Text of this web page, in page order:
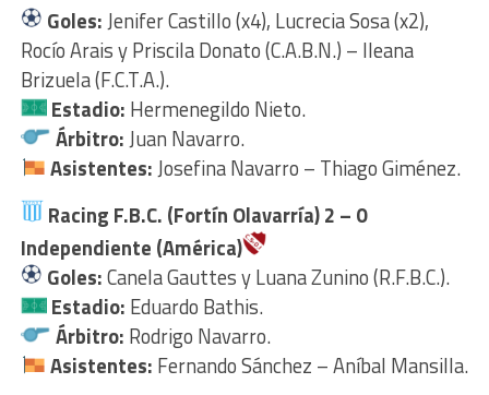
Goles:Jenifer Castillo (x4), Lucrecia Sosa (x2),
Rocío Arais y Priscila Donato (C.A.B.N.) – Ileana
Brizuela (F.C.T.A.).
Estadio: Hermenegildo Nieto.
Árbitro:Juan Navarro.
Asistentes:Josefina Navarro – Thiago Giménez.
Racing F.B.C. (Fortín Olavarría) 2 – 0
Independiente (América)
Goles:Canela Gauttes y Luana Zunino (R.F.B.C.).
Estadio: Eduardo Bathis.
Árbitro: Rodrigo Navarro.
Asistentes: Fernando Sánchez – Aníbal Mansilla.